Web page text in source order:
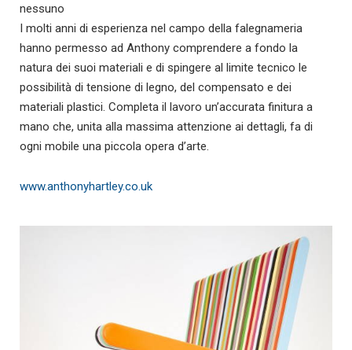
nessuno
I molti anni di esperienza nel campo della falegnameria
hanno permesso ad Anthony comprendere a fondo la
natura dei suoi materiali e di spingere al limite tecnico le
possibilità di tensione di legno, del compensato e dei
materiali plastici. Completa il lavoro un’accurata finitura a
mano che, unita alla massima attenzione ai dettagli, fa di
ogni mobile una piccola opera d’arte.
www.anthonyhartley.co.uk